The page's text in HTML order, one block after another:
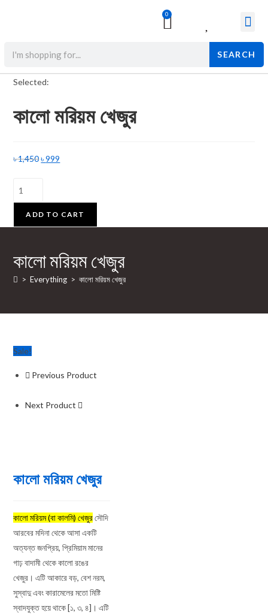
0
SEARCH
Selected:
কালো মরিয়ম খেজুর
৳1,450৳999
ADD TO CART
কালো মরিয়ম খেজুর
> Everything > কালো মরিয়ম খেজুর
Sale!
Previous Product
Next Product
কালো মরিয়ম খেজুর
কালো মরিয়ম (বা কালমি) খেজুরসৌদি
আরবের মদিনা থেকে আসা একটি
অত্যন্ত জনপ্রিয়, প্রিমিয়াম মানের
গাঢ় বাদামী থেকে কালো রঙের
খেজুর। এটি আকারে বড়, বেশ নরম,
সুস্বাদু এবং কারামেলের মতো মিষ্টি
স্বাদযুক্ত হয়ে থাকে [১, ৩, ৪]। এটি